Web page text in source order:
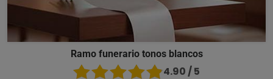
Ramo funerario tonos blancos
4.90 / 5